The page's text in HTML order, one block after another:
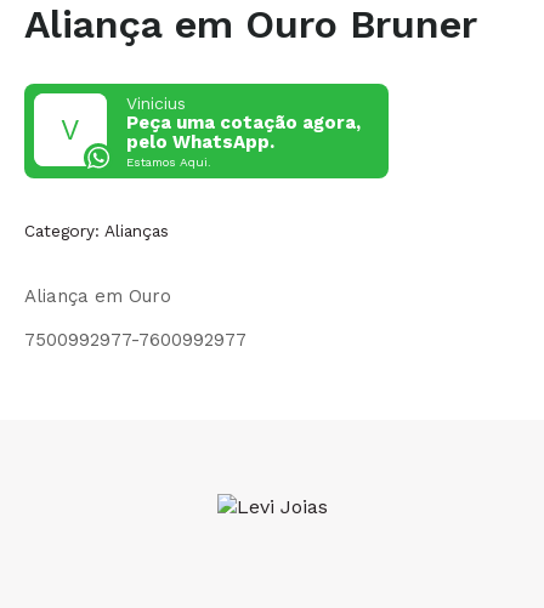
Aliança em Ouro Bruner
Vinicius
Peça uma cotação agora,
pelo WhatsApp.
Estamos Aqui.
Category: Alianças
Aliança em Ouro
7500992977-7600992977